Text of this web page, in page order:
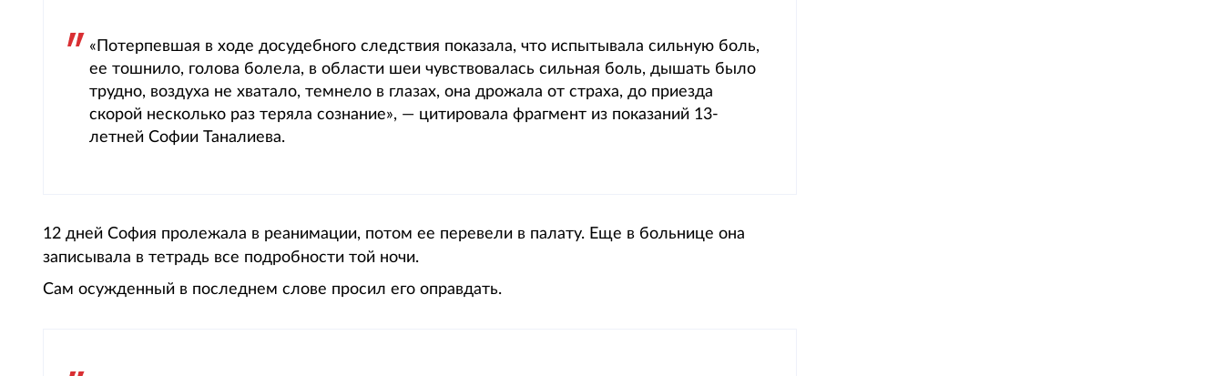
«Потерпевшая в ходе досудебного следствия показала, что испытывала сильную боль,
ее тошнило, голова болела, в области шеи чувствовалась сильная боль, дышать было
трудно, воздуха не хватало, темнело в глазах, она дрожала от страха, до приезда
скорой несколько раз теряла сознание», — цитировала фрагмент из показаний 13-
летней Софии Таналиева.
12 дней София пролежала в реанимации, потом ее перевели в палату. Еще в больнице она
записывала в тетрадь все подробности той ночи.
Сам осужденный в последнем слове просил его оправдать.